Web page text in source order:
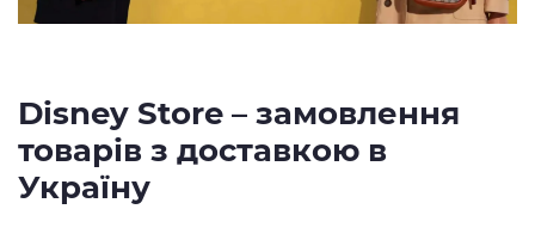
Disney Store – замовлення
товарів з доставкою в
Україну